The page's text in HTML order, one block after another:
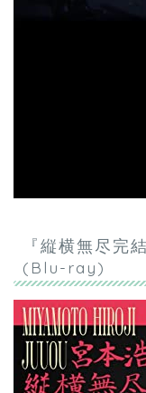
『縦横無尽
(Blu-ray)